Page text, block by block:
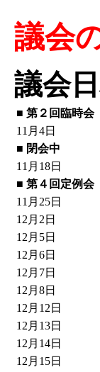
議会
議会
■ 第２回臨時会
11月4日
■ 閉会中
11月18日
■ 第４回定例会
11月25日
12月2日
12月5日
12月6日
12月7日
12月8日
12月12日
12月13日
12月14日
12月15日